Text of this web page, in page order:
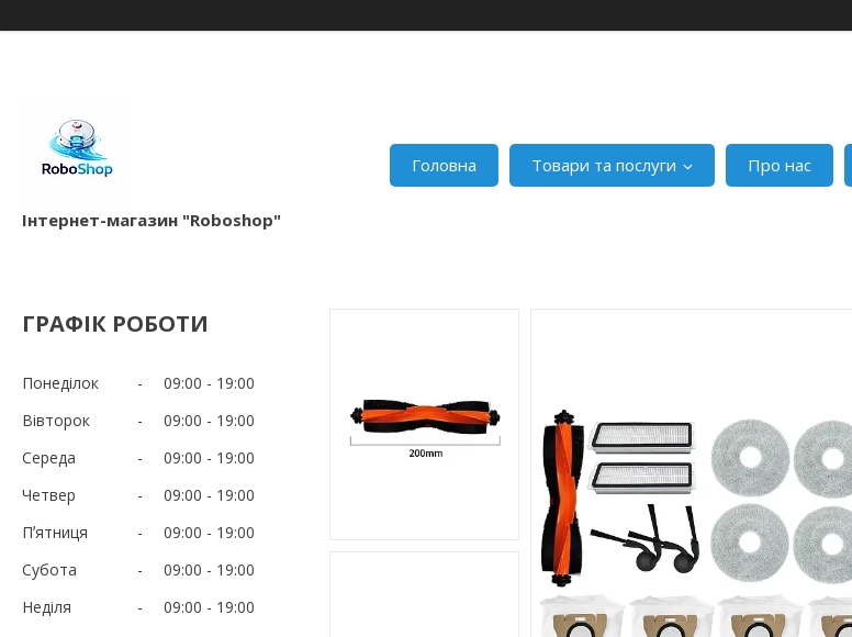
Інтернет-магазин "Roboshop"
Головна Товари та послуги Про нас
ГРАФІК РОБОТИ
Понеділок 09:00
19:00
Вівторок
09:00
19:00
Середа
09:00
19:00
Четвер
09:00
19:00
Пʼятниця
09:00
19:00
Субота
09:00
19:00
Неділя
09:00 19:00